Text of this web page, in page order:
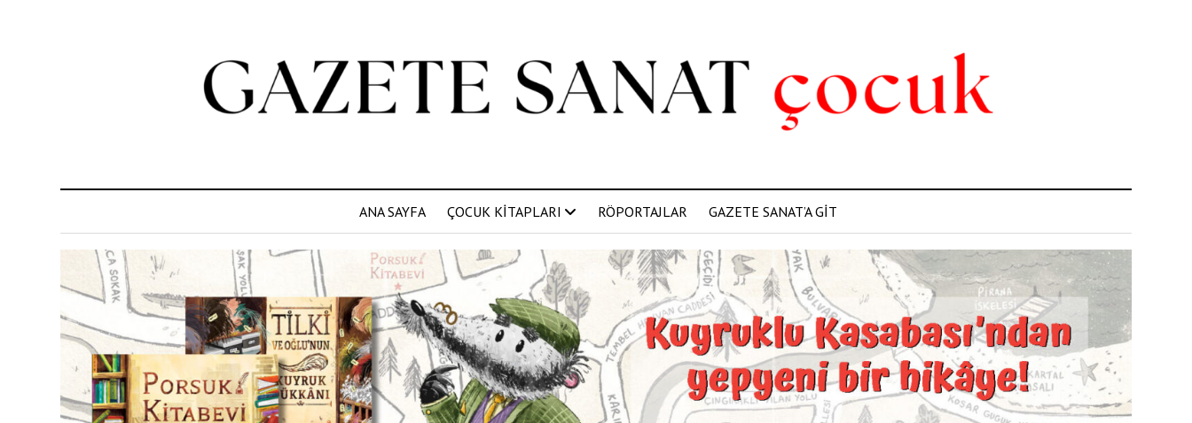
ANA SAYFA ÇOCUK KİTAPLARI RÖPORTAJLAR GAZETE SANAT’A GİT